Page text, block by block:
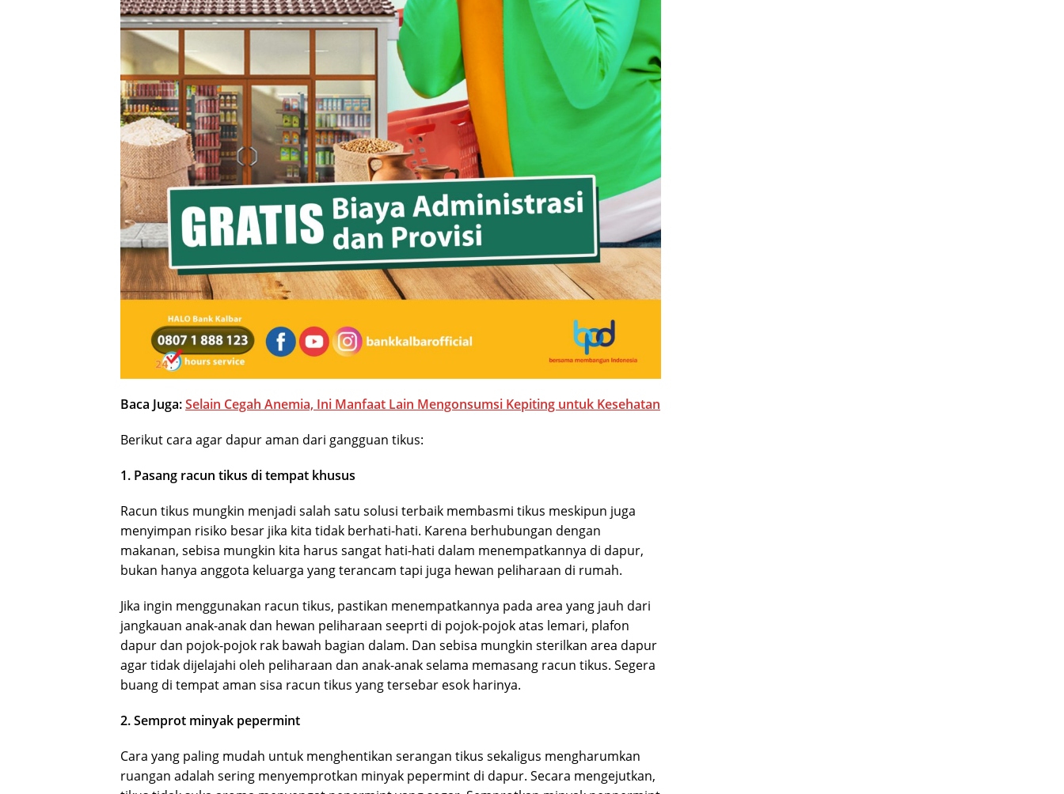
Baca Juga:Selain Cegah Anemia, Ini Manfaat Lain Mengonsumsi Kepiting untuk Kesehatan
Berikut cara agar dapur aman dari gangguan tikus:
1. Pasang racun tikus di tempat khusus
Racun tikus mungkin menjadi salah satu solusi terbaik membasmi tikus meskipun juga
menyimpan risiko besar jika kita tidak berhati-hati. Karena berhubungan dengan
makanan, sebisa mungkin kita harus sangat hati-hati dalam menempatkannya di dapur,
bukan hanya anggota keluarga yang terancam tapi juga hewan peliharaan di rumah.
Jika ingin menggunakan racun tikus, pastikan menempatkannya pada area yang jauh dari
jangkauan anak-anak dan hewan peliharaan seeprti di pojok-pojok atas lemari, plafon
dapur dan pojok-pojok rak bawah bagian dalam. Dan sebisa mungkin sterilkan area dapur
agar tidak dijelajahi oleh peliharaan dan anak-anak selama memasang racun tikus. Segera
buang di tempat aman sisa racun tikus yang tersebar esok harinya.
2. Semprot minyak pepermint
Cara yang paling mudah untuk menghentikan serangan tikus sekaligus mengharumkan
ruangan adalah sering menyemprotkan minyak pepermint di dapur. Secara mengejutkan,